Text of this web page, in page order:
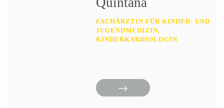
FACHÄRZTIN FÜR KINDER- UND
JUGENDMEDIZIN,
KINDERKARDIOLOGIN